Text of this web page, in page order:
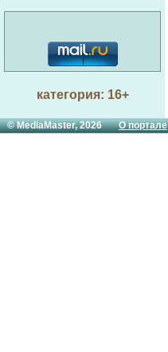
категория: 16+
© MediaMaster, 2026О портале